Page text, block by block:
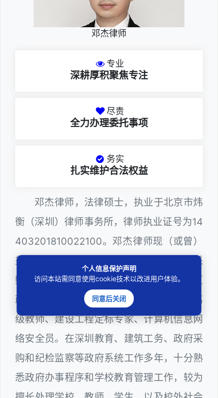
邓杰律师
专业
深耕厚积聚焦专注
尽责
全力办理委托事项
务实
扎实维护合法权益
邓杰律师，法律硕士，执业于北京市炜
衡（深圳）律师事务所，律师执业证号为14
403201810022100。邓杰律师现（或曾）
兼任深圳市人民政府听证员、深圳市政府采
购评审专家（法律类），曾担任深圳市某区
政府部门公职律师、深圳市某区公办学校高
级教师、建设工程定标专家、计算机信息网
络安全员。在深圳教育、建筑工务、政府采
购和纪检监察等政府系统工作多年，十分熟
悉政府办事程序和学校教育管理工作，较为
个人信息保护声明
访问本站需同意使用cookie技术以改进用户体验。
同意后关闭